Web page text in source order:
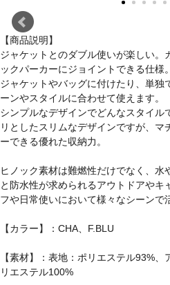
【商品説明】
ジャケットとのダブル使いが楽しい。
ックパーカーにジョイントできる仕様。
ジャケットやバッグに付けたり、単独
ーンやスタイルに合わせて使えます。
シンプルなデザインでどんなスタイル
リとしたスリムなデザインですが、
ーできる優れた収納力。
ヒノック素材は難燃性だけでなく、水
と防水性が求められるアウトドアやキ
フや日常使いにおいて様々なシーンで
【カラー】：CHA、F.BLU
【素材】：表地：ポリエステル93%
リエステル100%